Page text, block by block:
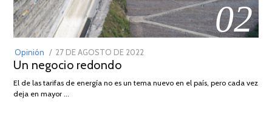
02
Opinión
POSTED
ON
27 DE AGOSTO DE 2022
DE
Un negocio redondo
El de las tarifas de energía no es un tema nuevo en el país, pero cada vez
deja en mayor …